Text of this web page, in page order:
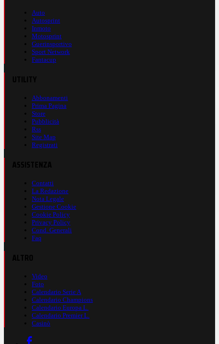
Auto
Autosprint
Inmoto
Motosprint
Guerinsportivo
Sport Network
Fantacup
Abbonamenti
Prima Pagina
Store
Pubblicità
Rss
Site Map
Registrati
Contatti
La Redazione
Nota Legale
Gestione Cookie
Cookie Policy
Privacy Policy
Cond. Generali
Faq
Video
Foto
Calendario Serie A
Calendario Champions
Calendario Europa L.
Calendario Premier L.
Casinò